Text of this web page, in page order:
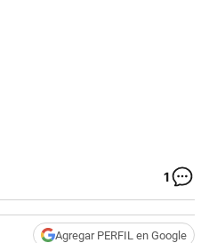
1
Agregar PERFIL en Google